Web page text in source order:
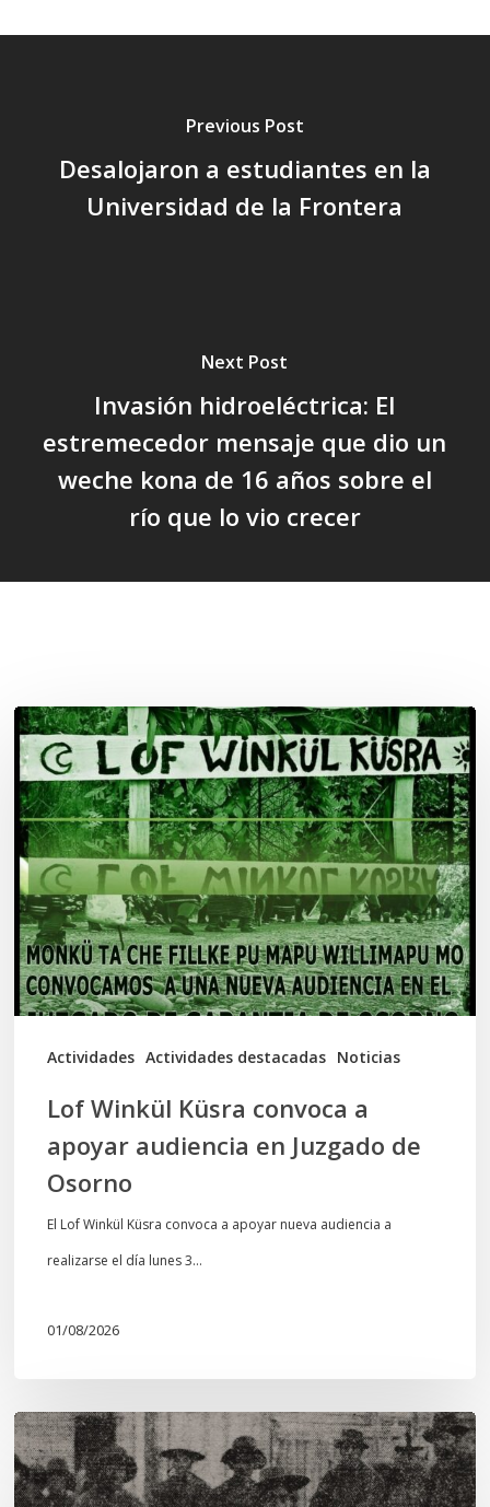
Previous Post
Desalojaron a estudiantes en la
Universidad de la Frontera
Next Post
Invasión hidroeléctrica: El
estremecedor mensaje que dio un
weche kona de 16 años sobre el
río que lo vio crecer
Actividades Actividades destacadas Noticias
Lof
Winkül
Küsra
convoca
a
apoyar
audiencia
en
Juzgado
Lof Winkül Küsra convoca a
apoyar audiencia en Juzgado de
Osorno
El Lof Winkül Küsra convoca a apoyar nueva audiencia a
realizarse el día lunes 3…
01/08/2026
Chawrakawin:
Palimpsesto
explora